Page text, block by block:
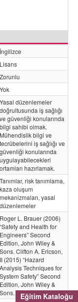
Eğitim Kataloğu
İngilizce
Lisans
Zorunlu
Yok
Yasal düzenlemeler
doğrultusunda iş sağlığı
ve güvenliği konularında
bilgi sahibi olmak.
Mühendislik bilgi ve
tecrübelerini iş sağlığı ve
güvenliği konularında
uygulayabilecekleri
ortamları hazırlamak.
Tanımlar, risk tanımlama,
kaza oluşum
mekanizmaları, yasal
düzenlemeler
Roger L. Brauer (2006)
“Safety and Health for
Engineers” Second
Edition, John Wiley &
Sons. Clifton A. Ericson,
II (2015) “Hazard
Analysis Techniques for
System Safety” Second
Edition, John Wiley &
Sons.